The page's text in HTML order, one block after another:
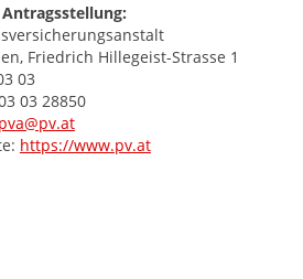
Antragsstellung:
Friedrich Hillegeist-Strasse 1
03
03 28850
pva@pv.at
https://www.pv.at